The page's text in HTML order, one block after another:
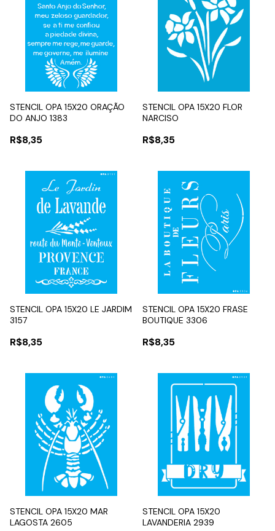
STENCIL OPA 15X20 ORAÇÃO
DO ANJO 1383
R$8,35
STENCIL OPA 15X20 FLOR
NARCISO
R$8,35
STENCIL OPA 15X20 LE JARDIM
3157
R$8,35
STENCIL OPA 15X20 FRASE
BOUTIQUE 3306
R$8,35
STENCIL OPA 15X20 MAR
LAGOSTA 2605
STENCIL OPA 15X20
LAVANDERIA 2939